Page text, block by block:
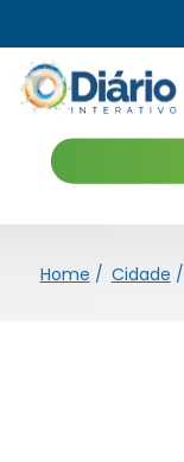
Home / Cidade /